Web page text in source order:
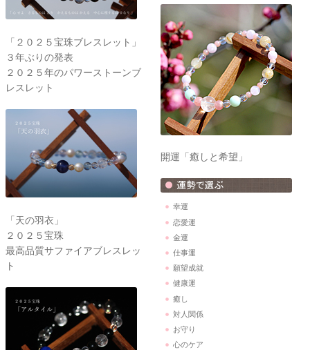
「２０２５宝珠ブレスレット」
３年ぶりの発表
２０２５年のパワーストーンブ
レスレット
「天の羽衣」
２０２５宝珠
最高品質サファイアブレスレッ
ト
開運「癒しと希望」
幸運
恋愛運
金運
仕事運
願望成就
健康運
癒し
対人関係
お守り
心のケア